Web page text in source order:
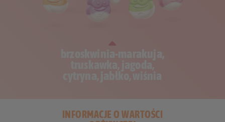
INFORMACJE O WARTOŚCI